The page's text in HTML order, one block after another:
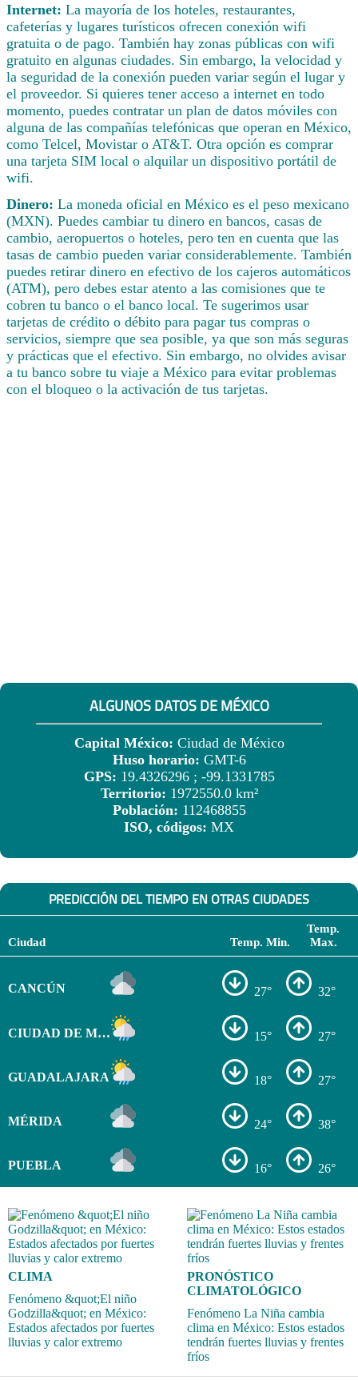
Internet: La mayoría de los hoteles, restaurantes,
cafeterías y lugares turísticos ofrecen conexión wifi
gratuita o de pago. También hay zonas públicas con wifi
gratuito en algunas ciudades. Sin embargo, la velocidad y
la seguridad de la conexión pueden variar según el lugar y
el proveedor. Si quieres tener acceso a internet en todo
momento, puedes contratar un plan de datos móviles con
alguna de las compañías telefónicas que operan en México,
como Telcel, Movistar o AT&T. Otra opción es comprar
una tarjeta SIM local o alquilar un dispositivo portátil de
wifi.
Dinero: La moneda oficial en México es el peso mexicano
(MXN). Puedes cambiar tu dinero en bancos, casas de
cambio, aeropuertos o hoteles, pero ten en cuenta que las
tasas de cambio pueden variar considerablemente. También
puedes retirar dinero en efectivo de los cajeros automáticos
(ATM), pero debes estar atento a las comisiones que te
cobren tu banco o el banco local. Te sugerimos usar
tarjetas de crédito o débito para pagar tus compras o
servicios, siempre que sea posible, ya que son más seguras
y prácticas que el efectivo. Sin embargo, no olvides avisar
a tu banco sobre tu viaje a México para evitar problemas
con el bloqueo o la activación de tus tarjetas.
ALGUNOS DATOS DE MÉXICO
Capital México: Ciudad de México
Huso horario: GMT-6
GPS: 19.4326296 ; -99.1331785
Territorio: 1972550.0 km²
Población: 112468855
ISO, códigos: MX
PREDICCIÓN DEL TIEMPO EN OTRAS CIUDADES
Ciudad Temp. Min.
Temp.
Max.
CANCÚN 27° 32°
CIUDAD DE MÉXICO 15° 27°
GUADALAJARA 18° 27°
MÉRIDA 24° 38°
PUEBLA 16° 26°
CLIMA
Fenómeno &quot;El niño
Godzilla&quot; en México:
Estados afectados por fuertes
lluvias y calor extremo
PRONÓSTICO
CLIMATOLÓGICO
Fenómeno La Niña cambia
clima en México: Estos estados
tendrán fuertes lluvias y frentes
fríos